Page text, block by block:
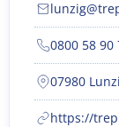
0800 58 90
07980
https://